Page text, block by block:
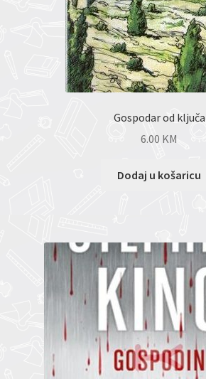
Gospodar od ključa
6.00 KM
Dodaj u košaricu